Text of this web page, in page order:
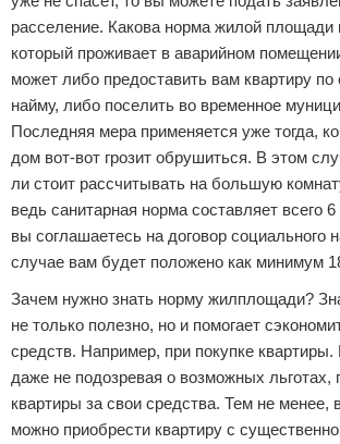
расселение. Какова норма жилой площади
который проживает в аварийном
может либо предоставить вам квартиру
найму, либо поселить во временное
Последняя мера применяется уже тогда,
дом вот-вот грозит обрушиться. В этом
ли стоит рассчитывать на большую
ведь санитарная норма составляет всего
вы соглашаетесь на договор социального
случае вам будет положено как минимум
Зачем нужно знать норму жилплощади?
не только полезно, но и помогает
средств. Например, при покупке квартиры.
даже не подозревая о возможных льготах,
квартиры за свои средства. Тем не менее,
можно приобрести квартиру с